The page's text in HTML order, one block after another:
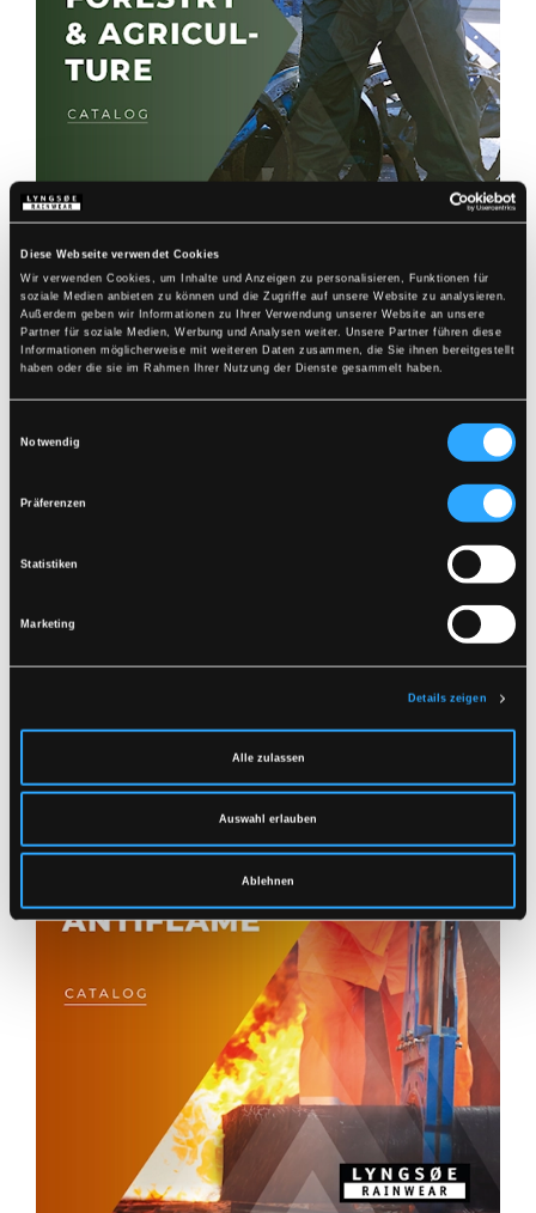
Diese Webseite verwendet Cookies
Wir verwenden Cookies, um Inhalte und Anzeigen zu personalisieren, Funktionen für
soziale Medien anbieten zu können und die Zugriffe auf unsere Website zu analysieren.
Außerdem geben wir Informationen zu Ihrer Verwendung unserer Website an unsere
Partner für soziale Medien, Werbung und Analysen weiter. Unsere Partner führen diese
Informationen möglicherweise mit weiteren Daten zusammen, die Sie ihnen bereitgestellt
haben oder die sie im Rahmen Ihrer Nutzung der Dienste gesammelt haben.
Notwendig
Präferenzen
Statistiken
Marketing
Details zeigen
Alle zulassen
Auswahl erlauben
Ablehnen